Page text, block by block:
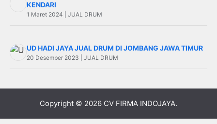
KENDARI
1 Maret 2024 | JUAL DRUM
UD HADI JAYA JUAL DRUM DI JOMBANG JAWA TIMUR
20 Desember 2023 | JUAL DRUM
Copyright © 2026 CV FIRMA INDOJAYA.